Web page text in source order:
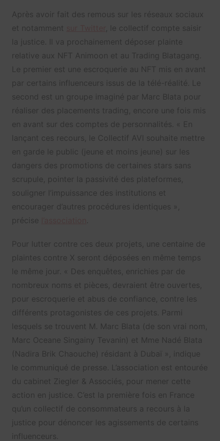
Après avoir fait des remous sur les réseaux sociaux
et notamment
, le collectif compte saisir
la justice. Il va prochainement déposer plainte
relative aux NFT Animoon et au Trading Blatagang.
Le premier est une escroquerie au NFT mis en avant
par certains influenceurs issus de la télé-réalité. Le
second est un groupe imaginé par Marc Blata pour
réaliser des placements trading, encore une fois mis
en avant sur des comptes de personnalités. « En
lançant ces recours, le Collectif AVI souhaite mettre
en garde le public (jeune et moins jeune) sur les
dangers des promotions de certaines stars sans
scrupule, pointer la passivité des plateformes,
souligner l’impuissance des institutions et
encourager d’autres procédures identiques »,
précise
Pour lutter contre ces deux projets, une centaine de
plaintes contre X seront déposées en même temps
le même jour. « Des enquêtes, enrichies par de
nombreux noms et pièces, devraient être ouvertes,
pour escroquerie et abus de confiance, contre les
différents protagonistes de ces projets. Parmi
lesquels se trouvent M. Marc Blata (de son vrai nom,
Marc Oceane Singainy Tevanin) et Mme Nadé Blata
(Nadira Brik Chaouche) résidant à Dubaï », indique
le communiqué de presse. L’association est entourée
du cabinet Ziegler & Associés, pour mener cette
action en justice. C’est la première fois en France
qu’un collectif de consommateurs a recours à la
justice pour dénoncer les agissements de certains
influenceurs.